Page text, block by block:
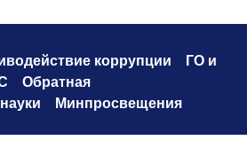
коррупции
ГО и
Обратная
Минпросвещения